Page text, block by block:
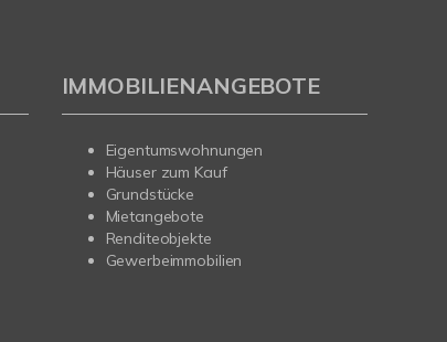
IMMOBILIENANGEBOTE
Eigentumswohnungen
Häuser zum Kauf
Grundstücke
Mietangebote
Renditeobjekte
Gewerbeimmobilien